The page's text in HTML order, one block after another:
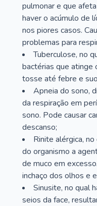
pulmonar e que
haver o acúmulo de
nos piores casos.
problemas para
Tuberculose, no
bactérias que atinge
tosse até febre e
Apneia do sono,
da respiração em
sono. Pode causar
descanso;
Rinite alérgica,
do organismo a
de muco em
inchaço dos olhos e
Sinusite, no qual
seios da face,